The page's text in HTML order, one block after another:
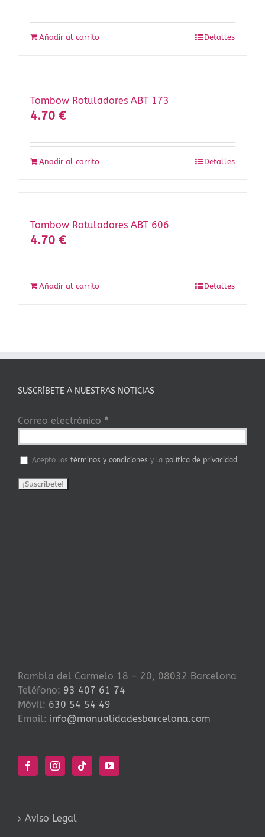
Añadir al carrito Detalles
Tombow Rotuladores ABT 173
4.70 €
Añadir al carrito Detalles
Tombow Rotuladores ABT 606
4.70 €
Añadir al carrito Detalles
SUSCRÍBETE A NUESTRAS NOTICIAS
Correo electrónico *
Acepto los términos y condiciones y la política de privacidad
Rambla del Carmelo 18 – 20, 08032 Barcelona
Teléfono: 93 407 61 74
Móvil: 630 54 54 49
Email: info@manualidadesbarcelona.com
Aviso Legal